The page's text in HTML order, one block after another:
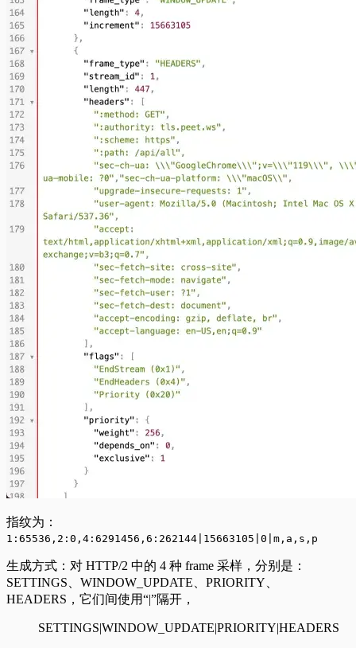
指纹为：
1:65536,2:0,4:6291456,6:262144|15663105|0|m,a,s,p
生成方式：对 HTTP/2 中的 4 种 frame 采样，分别是：
SETTINGS、WINDOW_UPDATE、PRIORITY、
HEADERS，它们间使用“|”隔开，
SETTINGS|WINDOW_UPDATE|PRIORITY|HEADERS